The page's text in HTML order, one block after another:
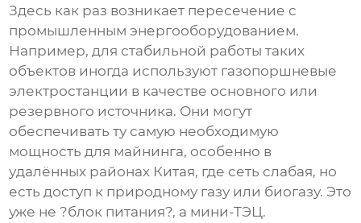
Здесь как раз возникает пересечение с
промышленным энергооборудованием.
Например, для стабильной работы таких
объектов иногда используют газопоршневые
электростанции в качестве основного или
резервного источника. Они могут
обеспечивать ту самую необходимую
мощность для майнинга, особенно в
удалённых районах Китая, где сеть слабая, но
есть доступ к природному газу или биогазу. Это
уже не ?блок питания?, а мини-ТЭЦ.